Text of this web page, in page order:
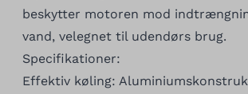
beskytter motoren mod
vand, velegnet til udendørs brug.
Specifikationer:
Effektiv køling: